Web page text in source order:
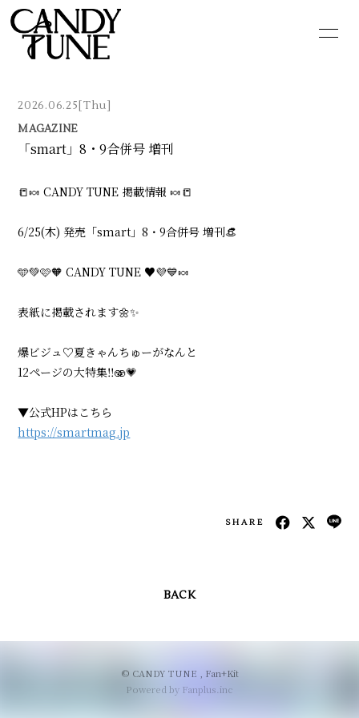
SCHEDULE
VIDEO
GOODS
CONTACT
BLOG
MOVIE
PHOTO
Q&A
会員登録 ログイン
2026.06.25[Thu]
MAGAZINE
「smart」8・9合併号 増刊
📒🍬 CANDY TUNE 掲載情報 🍬📒
6/25(木) 発売「smart」8・9合併号 増刊👒
🩵💚🩷🧡 CANDY TUNE ♥️💜💙🍬
表紙に掲載されます🌼✨
爆ビジュ♡夏きゃんちゅーがなんと
12ページの大特集‼️🫨💗
▼公式HPはこちら
https://smartmag.jp
SHARE
BACK
© CANDY TUNE , Fan+Kit
Powered by Fanplus.inc